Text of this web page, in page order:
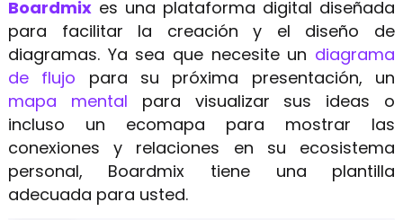
Boardmixes una plataforma digital diseñada
para facilitar la creación y el diseño de
diagramas. Ya sea que necesite un diagrama
de flujo para su próxima presentación, un
mapa mental para visualizar sus ideas o
incluso un ecomapa para mostrar las
conexiones y relaciones en su ecosistema
personal, Boardmix tiene una plantilla
adecuada para usted.